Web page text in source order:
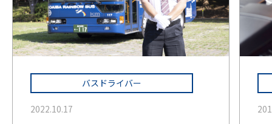
バスドライバー
2022.10.17